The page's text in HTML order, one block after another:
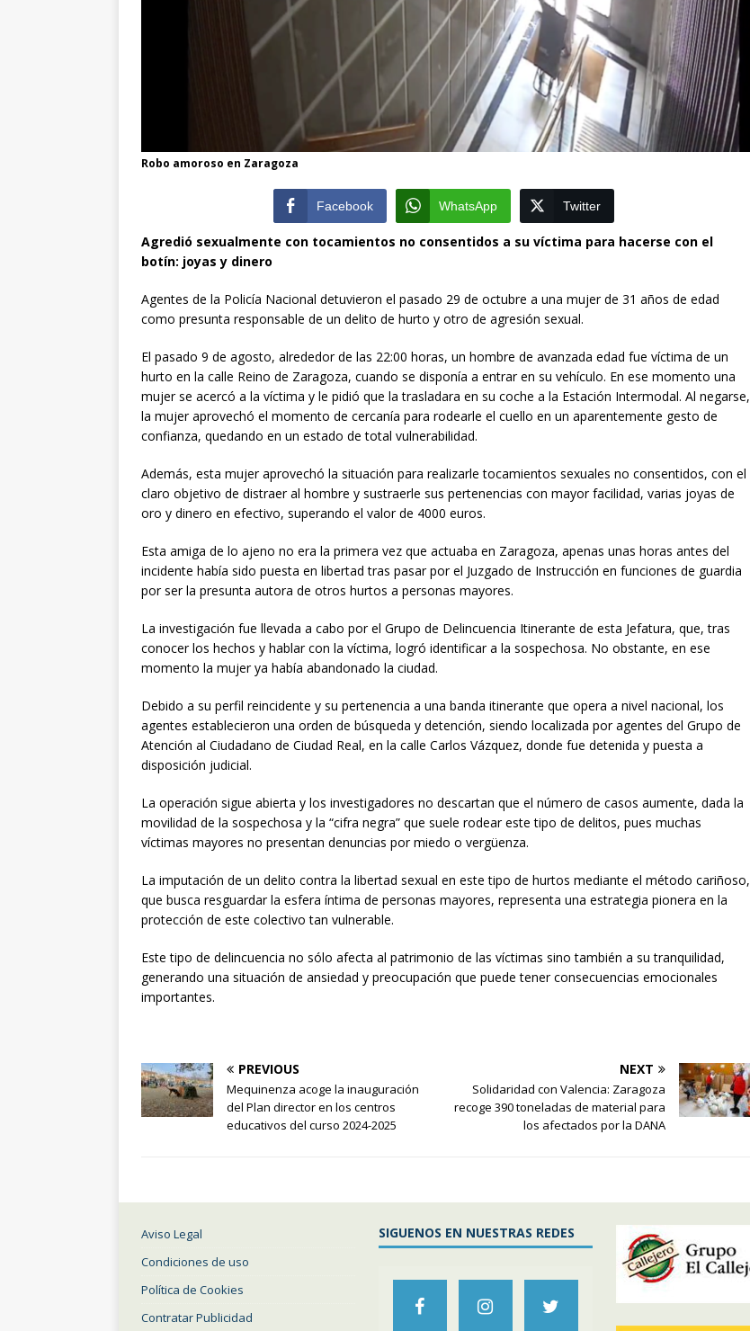
Robo amoroso en Zaragoza
Facebook WhatsApp Twitter
Agredió sexualmente con tocamientos no consentidos a su víctima para hacerse con el
botín: joyas y dinero
Agentes de la Policía Nacional detuvieron el pasado 29 de octubre a una mujer de 31 años de edad
como presunta responsable de un delito de hurto y otro de agresión sexual.
El pasado 9 de agosto, alrededor de las 22:00 horas, un hombre de avanzada edad fue víctima de un
hurto en la calle Reino de Zaragoza, cuando se disponía a entrar en su vehículo. En ese momento una
mujer se acercó a la víctima y le pidió que la trasladara en su coche a la Estación Intermodal. Al negarse,
la mujer aprovechó el momento de cercanía para rodearle el cuello en un aparentemente gesto de
confianza, quedando en un estado de total vulnerabilidad.
Además, esta mujer aprovechó la situación para realizarle tocamientos sexuales no consentidos, con el
claro objetivo de distraer al hombre y sustraerle sus pertenencias con mayor facilidad, varias joyas de
oro y dinero en efectivo, superando el valor de 4000 euros.
Esta amiga de lo ajeno no era la primera vez que actuaba en Zaragoza, apenas unas horas antes del
incidente había sido puesta en libertad tras pasar por el Juzgado de Instrucción en funciones de guardia
por ser la presunta autora de otros hurtos a personas mayores.
La investigación fue llevada a cabo por el Grupo de Delincuencia Itinerante de esta Jefatura, que, tras
conocer los hechos y hablar con la víctima, logró identificar a la sospechosa. No obstante, en ese
momento la mujer ya había abandonado la ciudad.
Debido a su perfil reincidente y su pertenencia a una banda itinerante que opera a nivel nacional, los
agentes establecieron una orden de búsqueda y detención, siendo localizada por agentes del Grupo de
Atención al Ciudadano de Ciudad Real, en la calle Carlos Vázquez, donde fue detenida y puesta a
disposición judicial.
La operación sigue abierta y los investigadores no descartan que el número de casos aumente, dada la
movilidad de la sospechosa y la “cifra negra” que suele rodear este tipo de delitos, pues muchas
víctimas mayores no presentan denuncias por miedo o vergüenza.
La imputación de un delito contra la libertad sexual en este tipo de hurtos mediante el método cariñoso,
que busca resguardar la esfera íntima de personas mayores, representa una estrategia pionera en la
protección de este colectivo tan vulnerable.
Este tipo de delincuencia no sólo afecta al patrimonio de las víctimas sino también a su tranquilidad,
generando una situación de ansiedad y preocupación que puede tener consecuencias emocionales
importantes.
PREVIOUS
Mequinenza acoge la inauguración
del Plan director en los centros
educativos del curso 2024-2025
NEXT
Solidaridad con Valencia: Zaragoza
recoge 390 toneladas de material para
los afectados por la DANA
Aviso Legal
Condiciones de uso
Política de Cookies
Contratar Publicidad
SIGUENOS EN NUESTRAS REDES